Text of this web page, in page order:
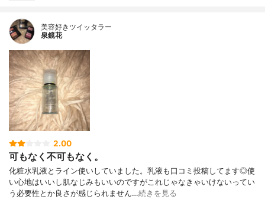
美容好きツイッタラー
泉鏡花
2.00
可もなく不可もなく。
化粧水乳液とライン使いしていました。乳液も口コミ投稿してます◎使
い心地はいいし肌なじみもいいのですがこれじゃなきゃいけないってい
う必要性とか良さが感じられません…続きを見る